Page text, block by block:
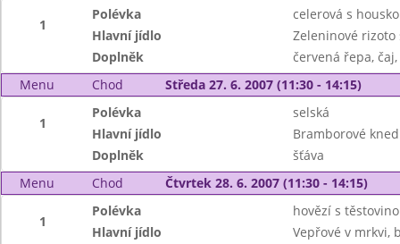
1
Polévka
celerová s
Hlavní jídlo
Zeleninové rizoto
Doplněk
červená řepa,
Menu
Chod Středa 27. 6. 2007 (11:30 - 14:15)
1
Polévka
selská
Hlavní jídlo
Bramborové
Doplněk
šťáva
Menu
Chod Čtvrtek 28. 6. 2007 (11:30 - 14:15)
1
Polévka
hovězí s
Hlavní jídlo
Vepřové v mrkvi,